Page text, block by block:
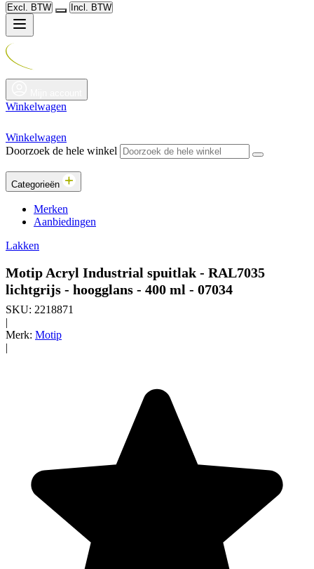
Excl. BTW Incl. BTW
Winkelwagen
Winkelwagen
Doorzoek de hele winkel
Categorieën
Merken
Aanbiedingen
Lakken
Motip Acryl Industrial spuitlak - RAL7035
lichtgrijs - hoogglans - 400 ml - 07034
SKU: 2218871
|
Merk: Motip
|